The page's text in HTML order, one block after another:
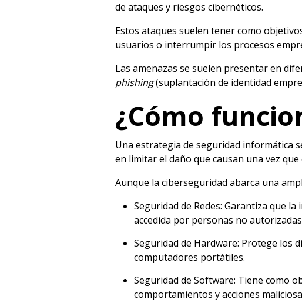
de ataques y riesgos cibernéticos.
Estos ataques suelen tener como
usuarios o interrumpir los procesos
Las amenazas se suelen presentar en
phishing(suplantación de identidad
¿Cómo
Una estrategia de seguridad informática
en limitar el daño que causan una vez
Aunque la ciberseguridad abarca una
Seguridad de Redes: Garantiza que
accedida por personas no
Seguridad de Hardware: Protege los
computadores portátiles.
Seguridad de Software: Tiene como
comportamientos y acciones